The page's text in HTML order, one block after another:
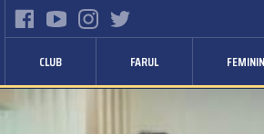
CLUB FARUL FEMININ